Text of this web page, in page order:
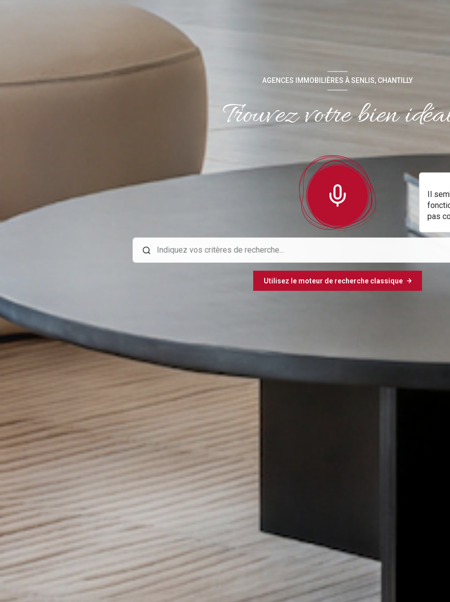
AGENCES IMMOBILIÈRES À SENLIS, CHANTILLY
Trouvez votre bien
Il
pas
Utilisez le moteur de recherche classique